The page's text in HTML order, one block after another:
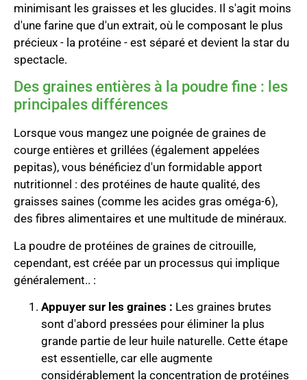
minimisant les graisses et les glucides. Il s'agit moins
d'une farine que d'un extrait, où le composant le plus
précieux - la protéine - est séparé et devient la star du
spectacle.
Des graines entières à la poudre fine : les
principales différences
Lorsque vous mangez une poignée de graines de
courge entières et grillées (également appelées
pepitas), vous bénéficiez d'un formidable apport
nutritionnel : des protéines de haute qualité, des
graisses saines (comme les acides gras oméga-6),
des fibres alimentaires et une multitude de minéraux.
La poudre de protéines de graines de citrouille,
cependant, est créée par un processus qui implique
généralement.. :
Appuyer sur les graines : Les graines brutes
sont d'abord pressées pour éliminer la plus
grande partie de leur huile naturelle. Cette étape
est essentielle, car elle augmente
considérablement la concentration de protéines